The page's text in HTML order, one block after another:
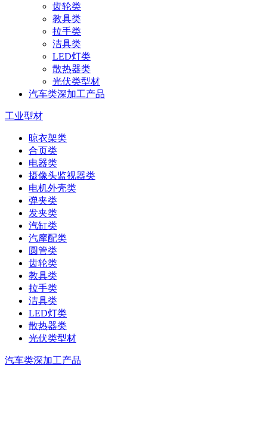
齿轮类
教具类
拉手类
洁具类
LED灯类
散热器类
光伏类型材
汽车类深加工产品
工业型材
晾衣架类
合页类
电器类
摄像头监视器类
电机外壳类
弹夹类
发夹类
汽缸类
汽摩配类
圆管类
齿轮类
教具类
拉手类
洁具类
LED灯类
散热器类
光伏类型材
汽车类深加工产品